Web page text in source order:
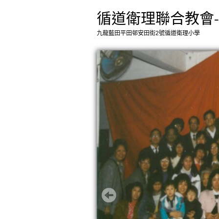
循道衛理聯合教會
九龍藍田平田邨安田街2號循道衛理小學